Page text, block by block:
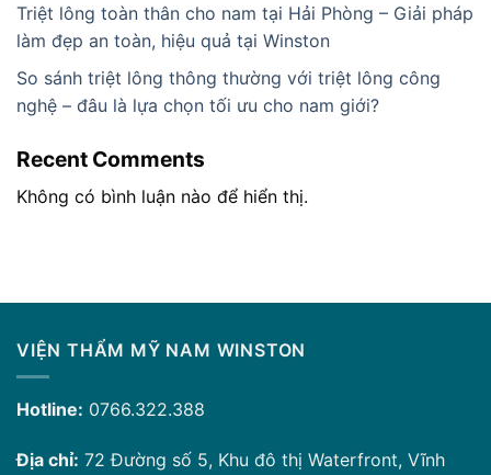
Triệt lông toàn thân cho nam tại Hải Phòng – Giải pháp
làm đẹp an toàn, hiệu quả tại Winston
So sánh triệt lông thông thường với triệt lông công
nghệ – đâu là lựa chọn tối ưu cho nam giới?
Recent Comments
Không có bình luận nào để hiển thị.
VIỆN THẨM MỸ NAM WINSTON
Hotline: 0766.322.388
Địa chỉ: 72 Đường số 5, Khu đô thị Waterfront, Vĩnh